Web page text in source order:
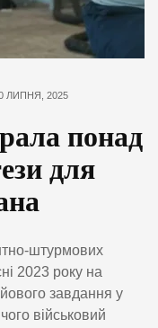
ЛИПНЯ, 2025
понад
для
штурмових
2023 року на
завдання у
військовий